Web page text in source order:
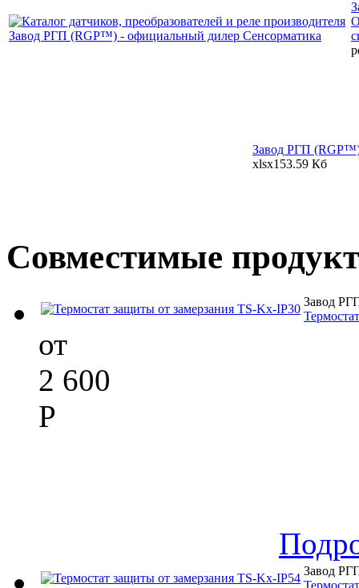
Завод РГП
xlsx153.59 Кб
Совместимые
Завод
от
2 600
Р
Завод